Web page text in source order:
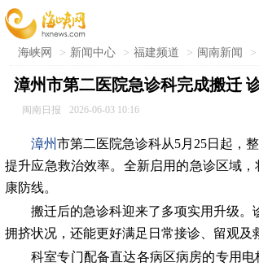
海峡网 > 新闻中心 > 福建频道 > 闽南新闻 >
漳州市第二医院急诊科完成搬迁
闽南日报 2026-06-03 10:16
漳州市第二医院急诊科从5月25日起，
提升应急救治效率。全新启用的急诊区域
康防线。
搬迁后的急诊科迎来了多项实用升级
拥挤状况，还能更好满足日常接诊、留观及
科室专门配备直达各病区病房的专用